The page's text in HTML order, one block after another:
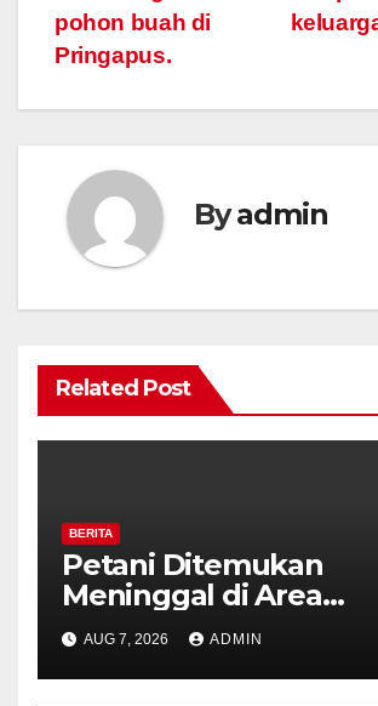
pohon buah di
Pringapus.
Byadmin
Related Post
BERITA
Petani Ditemukan
Meninggal di Area
Persawahan Kalibeji,
Pastikan Tidak Ada
Kekerasan
AUG 7, 2026 ADMIN